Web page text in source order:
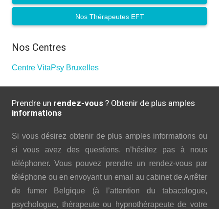
Nos Thérapeutes EFT
Nos Centres
Centre VitaPsy Bruxelles
Prendre un rendez-vous ? Obtenir de plus amples
informations
Si vous désirez obtenir de plus amples informations ou
si vous avez des questions, n’hésitez pas à nous
téléphoner. Vous pouvez prendre un rendez-vous par
téléphone ou en envoyant un email au cabinet de Arrêter
de fumer Belgique (à l’attention du tabacologue,
psychologue, thérapeute ou hypnothérapeute de votre